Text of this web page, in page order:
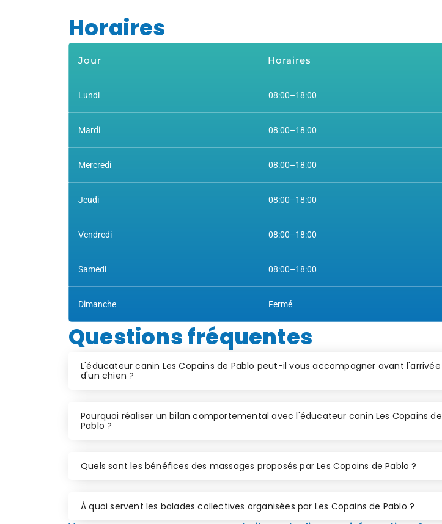
Horaires
Jour Horaires
Lundi 08:00–18:00
Mardi 08:00–18:00
Mercredi 08:00–18:00
Jeudi 08:00–18:00
Vendredi 08:00–18:00
Samedi 08:00–18:00
Dimanche Fermé
Questions fréquentes
L'éducateur canin Les Copains de Pablo peut-il vous accompagner avant l'arrivée
d'un chien ?
Pourquoi réaliser un bilan comportemental avec l'éducateur canin Les Copains de
Pablo ?
Quels sont les bénéfices des massages proposés par Les Copains de Pablo ?
À quoi servent les balades collectives organisées par Les Copains de Pablo ?